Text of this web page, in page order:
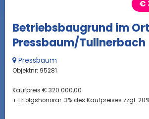
€
Betriebsbaugrund im
Pressbaum/Tullnerbach
Pressbaum
Objektnr: 95281
Kaufpreis € 320.000,00
+ Erfolgshonorar: 3% des Kaufpreises zzgl.